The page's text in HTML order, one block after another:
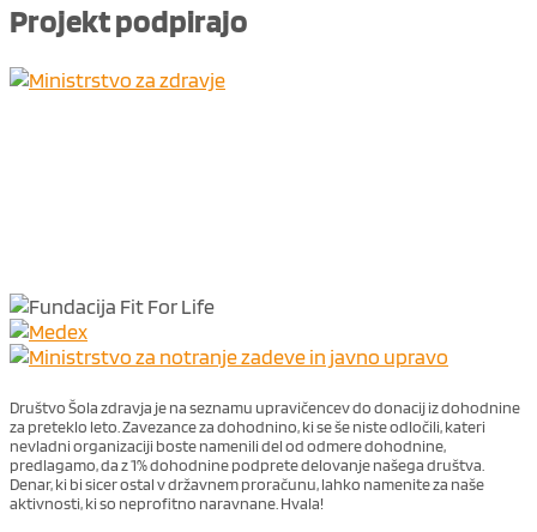
Projektpodpirajo
Društvo Šola zdravja je na seznamu upravičencev do donacij iz dohodnine
za preteklo leto. Zavezance za dohodnino, ki se še niste odločili, kateri
nevladni organizaciji boste namenili del od odmere dohodnine,
predlagamo, da z 1% dohodnine podprete delovanje našega društva.
Denar, ki bi sicer ostal v državnem proračunu, lahko namenite za naše
aktivnosti, ki so neprofitno naravnane. Hvala!